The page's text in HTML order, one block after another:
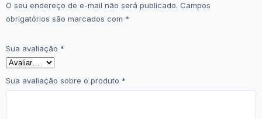
O seu endereço de e-mail não será publicado. Campos
obrigatórios são marcados com *
Sua avaliação *
Sua avaliação sobre o produto *